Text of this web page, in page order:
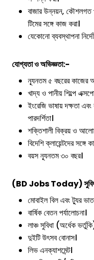
বাজার উন্নয়ন, কৌশলগত
টিমের সঙ্গে কাজ করা।
যেকোনো ব্যবস্থাপনা
যোগ্যতা ও অভিজ্ঞতা:-
ন্যূনতম ৫ বছরের কাজের
খাদ্য ও পানীয় শিল্পে
ইংরেজি ভাষায় দক্ষতা
পারদর্শিতা।
শক্তিশালী বিক্রয় ও
বিদেশি ক্লায়েন্টদের সঙ্গে
বয়স ন্যূনতম ৩০ বছর।
(BD Jobs Today)
মোবাইল বিল এবং ট্যুর
বার্ষিক বেতন পর্যালোচনা।
লাঞ্চ সুবিধা (অর্ধেক
দুইটি উৎসব বোনাস।
লিভ এনক্যাশমেন্ট।